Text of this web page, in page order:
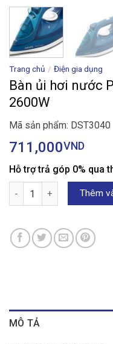
Trang chủ / Điện gia dụng
Bàn ủi hơi nước
2600W
Mã sản phẩm: DST3040
711,000VND
Hỗ trợ trả góp 0% qua
Bàn ủi hơi nước Philips
Thêm
MÔ TẢ